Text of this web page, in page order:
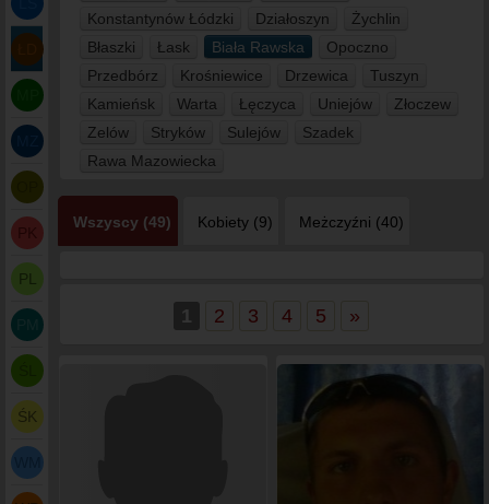
PL
ŚK
Konstantynów Łódzki
Działoszyn
Żychlin
Błaszki
Łask Biała Rawska
Opoczno
Przedbórz
Krośniewice Drzewica
Tuszyn
Kamieńsk
Warta Łęczyca Uniejów
Złoczew
Zelów
Stryków Sulejów
Szadek
Rawa Mazowiecka
Wszyscy (49) Kobiety (9) Meżczyźni (40)
1 2 3 4 5 »